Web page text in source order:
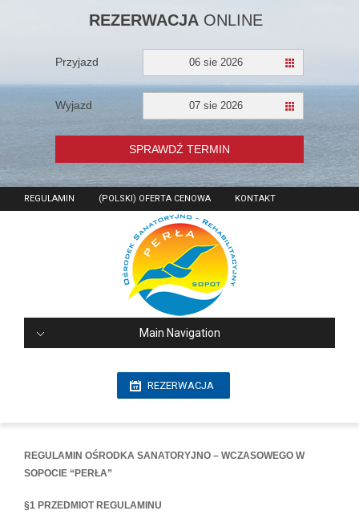
REZERWACJAONLINE
Przyjazd 06 sie 2026
Wyjazd 07 sie 2026
SPRAWDŹ TERMIN
REGULAMIN (POLSKI) OFERTA CENOWA KONTAKT
Main Navigation
REZERWACJA
REGULAMIN OŚRODKA SANATORYJNO – WCZASOWEGO W
SOPOCIE “PERŁA”
§1 PRZEDMIOT REGULAMINU